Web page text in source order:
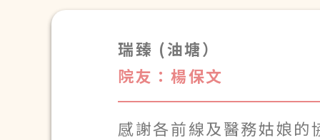
瑞臻 (油塘）
院友：楊保文
感謝各前線及醫務姑娘的